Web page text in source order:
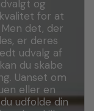
og
for at
det, der
er deres
udvalg af
du skabe
Uanset om
eller en
udfolde din